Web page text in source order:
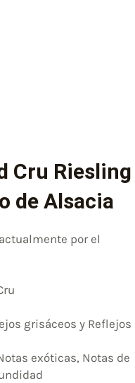
Cru Riesling
de Alsacia
por el
grisáceos y Reflejos
exóticas, Notas de